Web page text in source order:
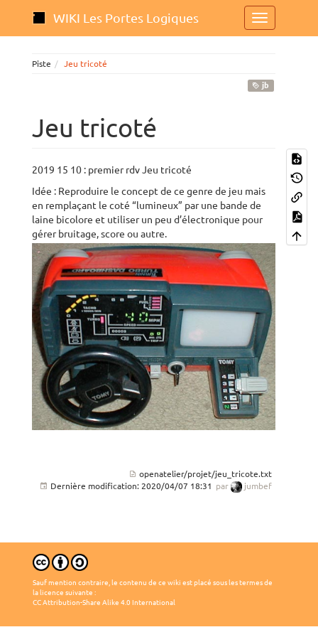
WIKI Les Portes Logiques
Piste Jeu tricoté
jb
Jeu tricoté
2019 15 10 : premier rdv Jeu tricoté
Idée : Reproduire le concept de ce genre de jeu mais
en remplaçant le coté “lumineux” par une bande de
laine bicolore et utiliser un peu d’électronique pour
gérer bruitage, score ou autre.
openatelier/projet/jeu_tricote.txt
Dernière modification: 2020/04/07 18:31 par jumbef
Sauf mention contraire, le contenu de ce wiki est placé sous les termes de
la licence suivante :
CC Attribution-Share Alike 4.0 International